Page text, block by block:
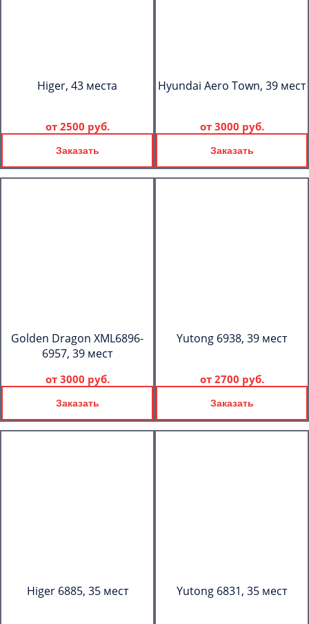
Higer, 43 места
от 2500 руб.
Заказать
Hyundai Aero Town, 39 мест
от 3000 руб.
Заказать
Golden Dragon XML6896-
6957, 39 мест
от 3000 руб.
Заказать
Yutong 6938, 39 мест
от 2700 руб.
Заказать
Higer 6885, 35 мест Yutong 6831, 35 мест